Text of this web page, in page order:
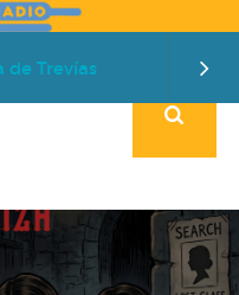
de Trevías